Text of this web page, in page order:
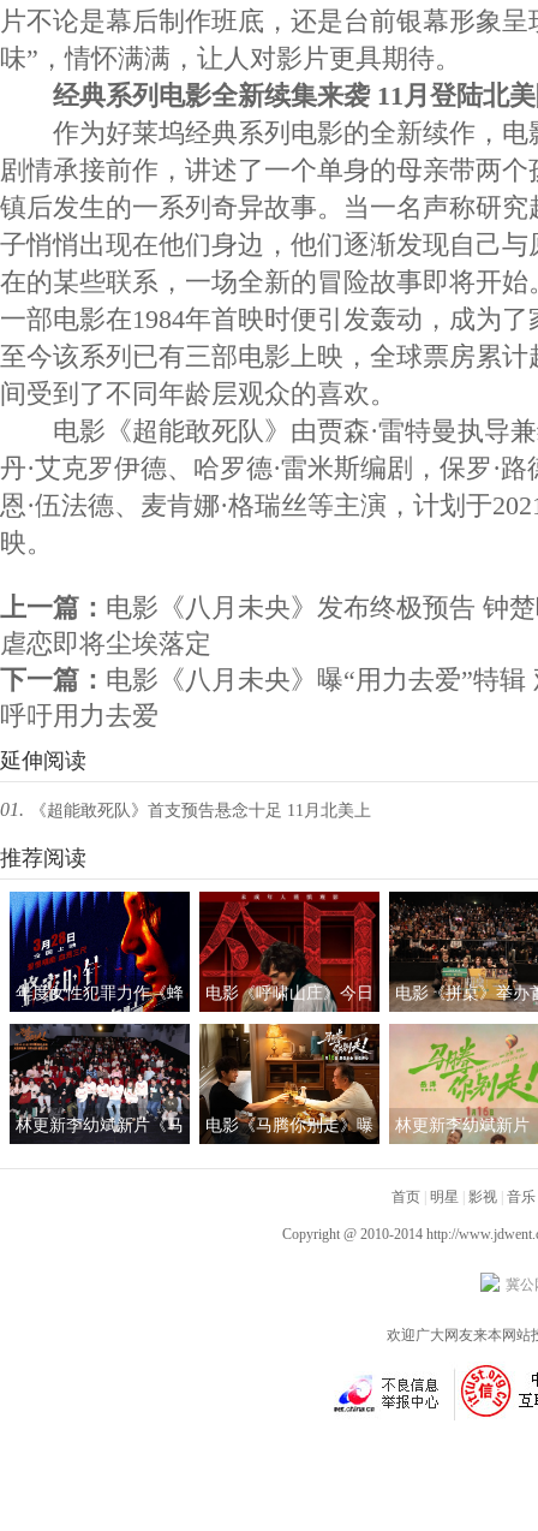
片不论是幕后制作班底，还是台前银幕形象
味”，情怀满满，让人对影片更具期待。
经典系列电影全新续集来袭 11月登陆北
作为好莱坞经典系列电影的全新续作，电
剧情承接前作，讲述了一个单身的母亲带两
镇后发生的一系列奇异故事。当一名声称研
子悄悄出现在他们身边，他们逐渐发现自己
在的某些联系，一场全新的冒险故事即将开
一部电影在1984年首映时便引发轰动，成为
至今该系列已有三部电影上映，全球票房累计
间受到了不同年龄层观众的喜欢。
电影《超能敢死队》由贾森·雷特曼执导兼
丹·艾克罗伊德、哈罗德·雷米斯编剧，保罗·
恩·伍法德、麦肯娜·格瑞丝等主演，计划于
映。
上一篇： 电影《八月未央》发布终极预告 钟
虐恋即将尘埃落定
下一篇： 电影《八月未央》曝“用力去爱”特
呼吁用力去爱
延伸阅读
01. 《超能敢死队》首支预告悬念十足 11月北美上
映引期待
推荐阅读
年度女性犯罪力作《蜂
蜜的针》定档3月28日
绝版影后阵容癫
电影《呼啸山庄》今日
上映
电影《拼桌》举办
礼及路演 白色情人
约搭子稳稳幸福
林更新李幼斌新片《马
电影《马腾你别走》曝
生“新地图”
林更新李幼斌新片
首页 明星 影视 音乐
Copyright @ 2010-2014 http://
冀公
欢迎广大网友来本网站